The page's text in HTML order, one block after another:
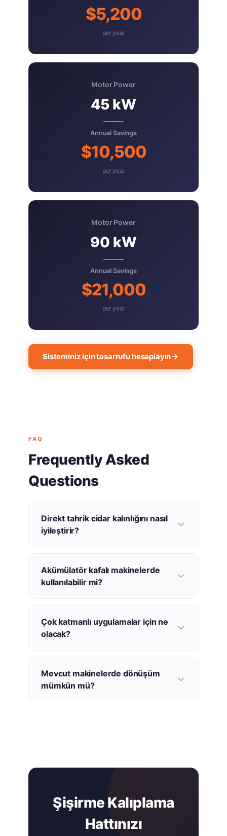
$5,200
per year
Motor Power
45 kW
Annual Savings
$10,500
per year
Motor Power
90 kW
Annual Savings
$21,000
per year
Sisteminiz için tasarrufu hesaplayın
FAQ
Frequently Asked
Questions
Direkt tahrik cidar kalınlığını nasıl
iyileştirir?
motor mükemmel pürüzsüz dönüş sağlar; bu
da ±%2 dahilinde homojen parison
Akümülatör kafalı makinelerde
kullanılabilir mi?
hem de akümülatörlü şişirme kalıplama
süreçleri için idealdir.
Çok katmanlı uygulamalar için ne
olacak?
şişirme kalıplamada özellikle kritiktir. EMF
motorları burada üstündür.
Mevcut makinelerde dönüşüm
mümkün mü?
Şişirme Kalıplama
Hattınızı